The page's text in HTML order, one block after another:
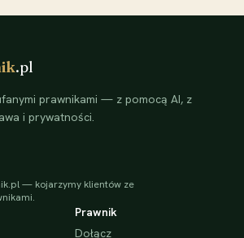
.pl
prawnikami — z pomocą AI, z
i prywatności.
— kojarzymy klientów ze
Prawnik
Dołącz